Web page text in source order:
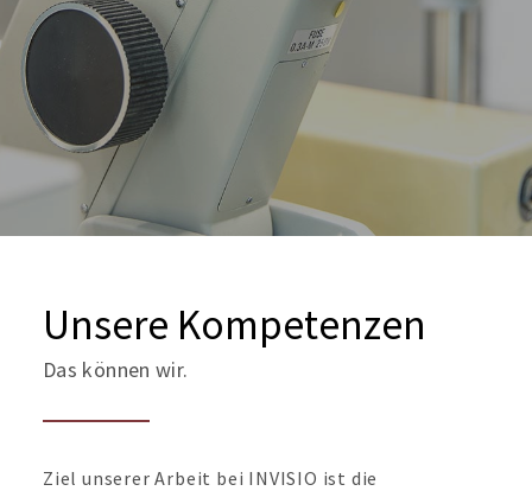
Unsere Kompetenzen
Das können wir.
Ziel unserer Arbeit bei INVISIO ist die